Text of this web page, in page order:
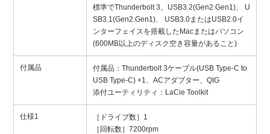
標準でThunderbolt 3、USB3.2(Gen2.Gen1)、 U
SB3.1(Gen2.Gen1)、 USB3.0またはUSB2.0イ
ンターフェイスを搭載したMacまたはパソコン
(600MB以上のディスク空き容量があること)
付属品
付属品：Thunderbolt 3ケーブル(USB Type-C to
USB Type-C) ×1、ACアダプター、QIG
添付ユーティリティ：LaCie Toolkit
仕様1
［ドライブ数］1
［回転数］7200rpm